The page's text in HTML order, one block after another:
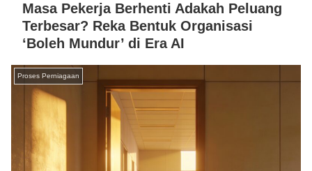
Masa Pekerja Berhenti Adakah Peluang
Terbesar? Reka Bentuk Organisasi
‘Boleh Mundur’ di Era AI
Proses Perniagaan